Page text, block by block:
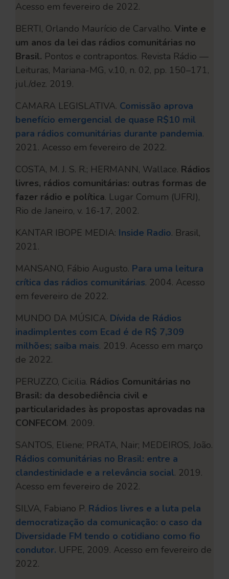
Acesso em fevereiro de 2022.
BERTI, Orlando Maurício de Carvalho. Vinte e
um anos da lei das rádios comunitárias no
Brasil. Pontos e contrapontos. Revista Rádio —
Leituras, Mariana-MG, v.10, n. 02, pp. 150–171,
jul./dez. 2019.
CAMARA LEGISLATIVA. Comissão aprova
benefício emergencial de quase R$10 mil
para rádios comunitárias durante pandemia.
2021. Acesso em fevereiro de 2022.
COSTA, M. J. S. R.; HERMANN, Wallace. Rádios
livres, rádios comunitárias: outras formas de
fazer rádio e política. Lugar Comum (UFRJ),
Rio de Janeiro, v. 16‐17, 2002.
KANTAR IBOPE MEDIA: Inside Radio. Brasil,
2021.
MANSANO, Fábio Augusto. Para uma leitura
crítica das rádios comunitárias. 2004. Acesso
em fevereiro de 2022.
MUNDO DA MÚSICA. Dívida de Rádios
inadimplentes com Ecad é de R$ 7,309
milhões; saiba mais. 2019. Acesso em março
de 2022.
PERUZZO, Cicilia. Rádios Comunitárias no
Brasil: da desobediência civil e
particularidades às propostas aprovadas na
CONFECOM. 2009.
SANTOS, Eliene; PRATA, Nair; MEDEIROS, João.
Rádios comunitárias no Brasil: entre a
clandestinidade e a relevância social. 2019.
Acesso em fevereiro de 2022.
SILVA, Fabiano P. Rádios livres e a luta pela
democratização da comunicação: o caso da
Diversidade FM tendo o cotidiano como fio
condutor. UFPE, 2009. Acesso em fevereiro de
2022.